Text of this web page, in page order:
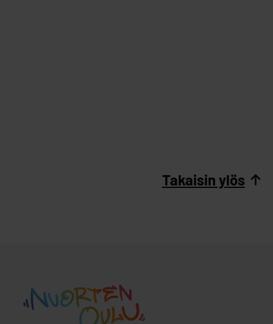
Takaisin ylös